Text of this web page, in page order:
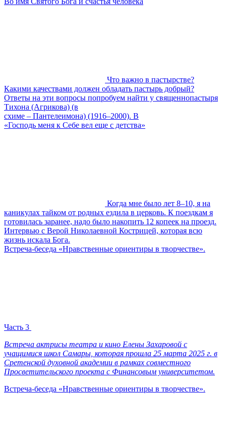
Что важно в пастырстве?
Какими качествами должен обладать пастырь добрый?
Ответы на эти вопросы попробуем найти у священнопастыря
Тихона (Агрикова) (в
схиме – Пантелеимона) (1916–2000). В
«Господь меня к Себе вел еще с детства»
Когда мне было лет 8–10, я на
каникулах тайком от родных ездила в церковь. К поездкам я
готовилась заранее, надо было накопить 12 копеек на проезд.
Интервью с Верой Николаевной Кострицей, которая всю
жизнь искала Бога.
Встреча-беседа «Нравственные ориентиры в творчестве».
Часть 3
Встреча актрисы театра и кино Елены Захаровой с
учащимися школ Самары, которая прошла 25 марта 2025 г. в
Сретенской духовной академии в рамках совместного
Просветительского проекта с Финансовым университетом.
Встреча-беседа «Нравственные ориентиры в творчестве».